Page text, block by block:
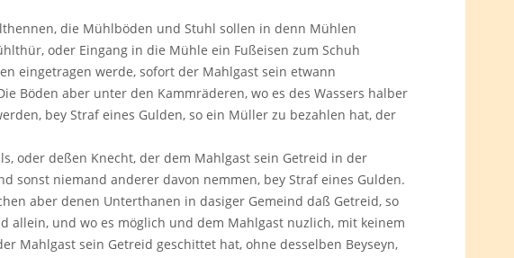
die Mühlböden und Stuhl sollen in denn Mühlen
oder Eingang in die Mühle ein Fußeisen zum Schuh
eingetragen werde, sofort der Mahlgast sein etwann
Böden aber unter den Kammräderen, wo es des Wassers halber
bey Straf eines Gulden, so ein Müller zu bezahlen hat, der
oder deßen Knecht, der dem Mahlgast sein Getreid in der
sonst niemand anderer davon nemmen, bey Straf eines Gulden.
aber denen Unterthanen in dasiger Gemeind daß Getreid, so
allein, und wo es möglich und dem Mahlgast nuzlich, mit keinem
Mahlgast sein Getreid geschittet hat, ohne desselben Beyseyn,